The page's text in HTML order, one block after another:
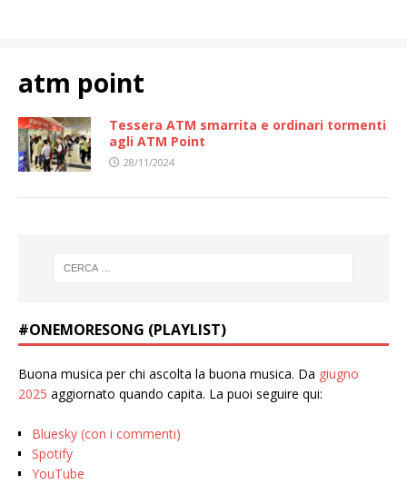
atm point
Tessera ATM smarrita e ordinari tormenti
agli ATM Point
28/11/2024
#ONEMORESONG (PLAYLIST)
Buona musica per chi ascolta la buona musica. Da giugno
2025 aggiornato quando capita. La puoi seguire qui:
Bluesky (con i commenti)
Spotify
YouTube